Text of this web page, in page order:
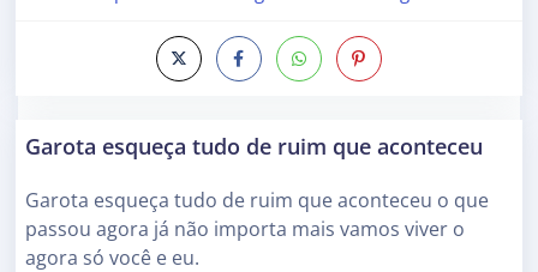
Garota esqueça tudo de ruim que aconteceu
Garota esqueça tudo de ruim que aconteceu o que
passou agora já não importa mais vamos viver o
agora só você e eu.